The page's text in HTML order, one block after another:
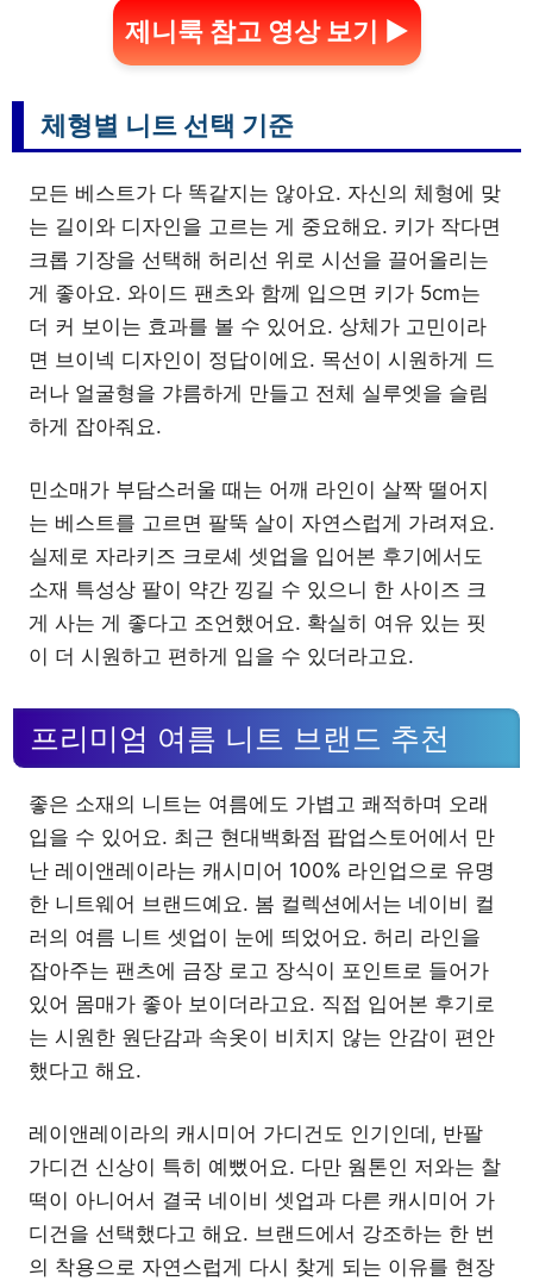
제니룩 참고 영상 보기 ▶
체형별 니트 선택 기준
모든 베스트가 다 똑같지는 않아요. 자신의 체형에 맞
는 길이와 디자인을 고르는 게 중요해요. 키가 작다면
크롭 기장을 선택해 허리선 위로 시선을 끌어올리는
게 좋아요. 와이드 팬츠와 함께 입으면 키가 5cm는
더 커 보이는 효과를 볼 수 있어요. 상체가 고민이라
면 브이넥 디자인이 정답이에요. 목선이 시원하게 드
러나 얼굴형을 갸름하게 만들고 전체 실루엣을 슬림
하게 잡아줘요.
민소매가 부담스러울 때는 어깨 라인이 살짝 떨어지
는 베스트를 고르면 팔뚝 살이 자연스럽게 가려져요.
실제로 자라키즈 크로셰 셋업을 입어본 후기에서도
소재 특성상 팔이 약간 낑길 수 있으니 한 사이즈 크
게 사는 게 좋다고 조언했어요. 확실히 여유 있는 핏
이 더 시원하고 편하게 입을 수 있더라고요.
프리미엄 여름 니트 브랜드 추천
좋은 소재의 니트는 여름에도 가볍고 쾌적하며 오래
입을 수 있어요. 최근 현대백화점 팝업스토어에서 만
난 레이앤레이라는 캐시미어 100% 라인업으로 유명
한 니트웨어 브랜드예요. 봄 컬렉션에서는 네이비 컬
러의 여름 니트 셋업이 눈에 띄었어요. 허리 라인을
잡아주는 팬츠에 금장 로고 장식이 포인트로 들어가
있어 몸매가 좋아 보이더라고요. 직접 입어본 후기로
는 시원한 원단감과 속옷이 비치지 않는 안감이 편안
했다고 해요.
레이앤레이라의 캐시미어 가디건도 인기인데, 반팔
가디건 신상이 특히 예뻤어요. 다만 웜톤인 저와는 찰
떡이 아니어서 결국 네이비 셋업과 다른 캐시미어 가
디건을 선택했다고 해요. 브랜드에서 강조하는 한 번
의 착용으로 자연스럽게 다시 찾게 되는 이유를 현장